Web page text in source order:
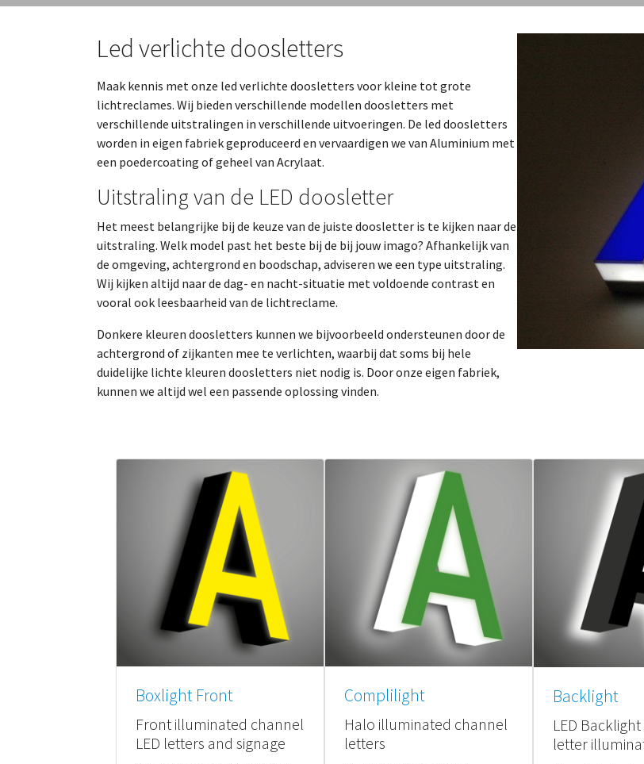
Led verlichte doosletters
Maak kennis met onze led verlichte doosletters voor kleine tot grote
lichtreclames. Wij bieden verschillende modellen doosletters met
verschillende uitstralingen in verschillende uitvoeringen. De led doosletters
worden in eigen fabriek geproduceerd en vervaardigen we van Aluminium met
een poedercoating of geheel van Acrylaat.
Uitstraling van de LED doosletter
Het meest belangrijke bij de keuze van de juiste doosletter is te kijken naar de
uitstraling. Welk model past het beste bij de bij jouw imago? Afhankelijk van
de omgeving, achtergrond en boodschap, adviseren we een type uitstraling.
Wij kijken altijd naar de dag- en nacht-situatie met voldoende contrast en
vooral ook leesbaarheid van de lichtreclame.
Donkere kleuren doosletters kunnen we bijvoorbeeld ondersteunen door de
achtergrond of zijkanten mee te verlichten, waarbij dat soms bij hele
duidelijke lichte kleuren doosletters niet nodig is. Door onze eigen fabriek,
kunnen we altijd wel een passende oplossing vinden.
Boxlight Front
Front illuminated channel
LED letters and signage
Complilight
Halo illuminated channel
letters
Backlight
LED
letter